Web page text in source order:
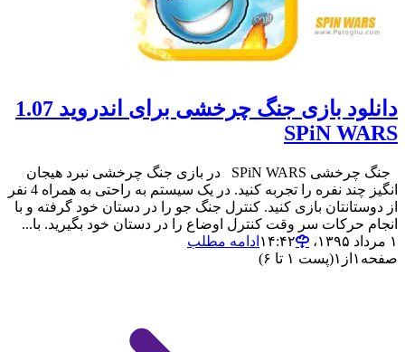
دانلود بازی جنگ چرخشی برای اندروید 1.07
SPiN WARS
جنگ چرخشی SPiN WARS در بازی جنگ چرخشی نبرد هیجان
انگیز چند نفره را تجربه کنید. در یک سیستم به راحتی به همراه 4 نفر
از دوستانتان بازی کنید. کنترل جنگ جو را در دستان خود گرفته و با
انجام حرکات سر وقت کنترل اوضاع را در دستان خود بگیرید. با...
۱ مرداد ۱۳۹۵،‏ ۱۴:۴۲
ادامه مطلب
صفحه ۱ از ۱(پست ۱ تا ۶)